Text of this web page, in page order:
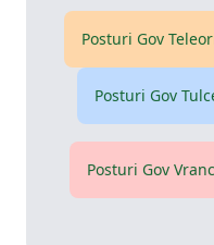
Posturi Gov
Posturi Gov
Posturi Gov